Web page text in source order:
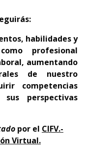
habilidades y
profesional
aumentando
de nuestro
competencias
perspectivas
por el CIFV.-
Virtual.